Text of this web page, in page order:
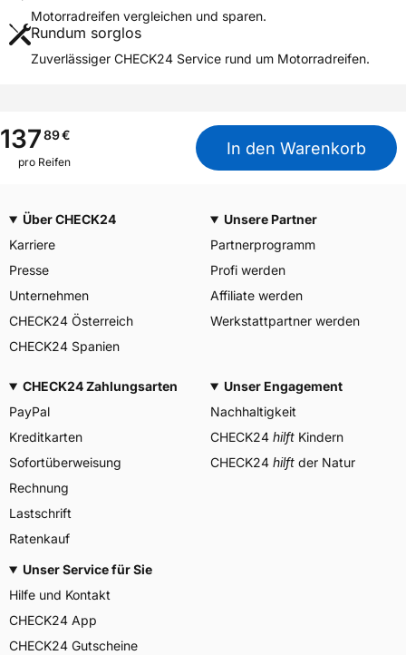
Motorradtyp
Adventure
Weitere Eigenschaften
M+S
Ja
Motorrad Kennzeichnung
M/C
Allgemeine Produktsicherheit (GPSR)
Herstellerkontakt
Goodyear S.A. Innovation
Center, Avenue Gordon Smith
7750 Colmar-Berg
Luxemburg,
Motorradreifen vergleichen und sparen.
Rundum sorglos
Zuverlässiger CHECK24 Service rund um Motorradreifen.
13789€
pro Reifen
In den Warenkorb
Über CHECK24
Karriere
Presse
Unternehmen
CHECK24 Österreich
CHECK24 Spanien
Unsere Partner
Partnerprogramm
Profi werden
Affiliate werden
Werkstattpartner werden
CHECK24 Zahlungsarten
PayPal
Kreditkarten
Sofortüberweisung
Rechnung
Lastschrift
Ratenkauf
Unser Engagement
Nachhaltigkeit
CHECK24 hilft Kindern
CHECK24 hilft der Natur
Unser Service für Sie
Hilfe und Kontakt
CHECK24 App
CHECK24 Gutscheine